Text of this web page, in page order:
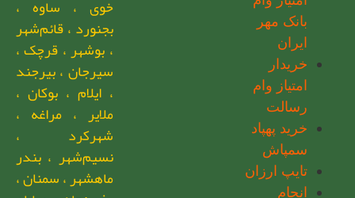
بانک مهر
ایران
خریدار
امتیاز وام
رسالت
خرید پهپاد
سمپاش
تایپ ارزان
انجام
خوی ، ساوه ،
بجنورد ، قائم‌شهر
، بوشهر ، قرچک ،
سیرجان ، بیرجند
، ایلام ، بوکان ،
ملایر ، مراغه ،
شهرکرد ،
نسیم‌شهر ، بندر
ماهشهر ، سمنان ،